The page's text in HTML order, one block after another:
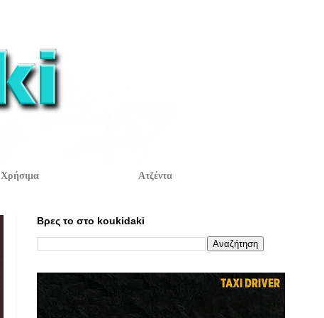
Χρήσιμα Ατζέντα
Βρες το στο koukidaki